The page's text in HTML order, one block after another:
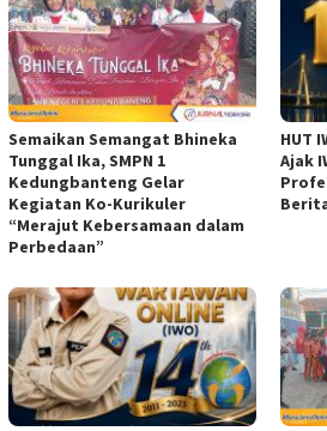
Semaikan Semangat Bhineka
Tunggal Ika, SMPN 1
Kedungbanteng Gelar
Kegiatan Ko-Kurikuler
“Merajut Kebersamaan dalam
Perbedaan”
HUT
Ajak